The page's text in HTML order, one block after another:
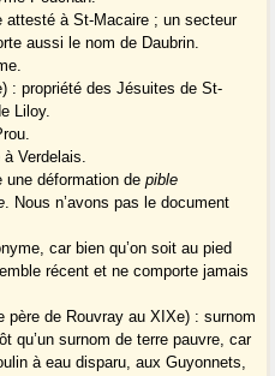
attesté à St-Macaire ; un secteur
aussi le nom de Daubrin.
: propriété des Jésuites de St-
Liloy.
Verdelais.
une déformation depible
. Nous n’avons pas le document
car bien qu’on soit au pied
récent et ne comporte jamais
père de Rouvray au XIXe) : surnom
qu’un surnom de terre pauvre, car
à eau disparu, aux Guyonnets,